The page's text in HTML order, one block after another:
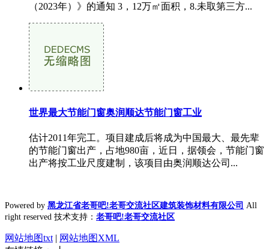
（2023年）》的通知 3，12万㎡面积，8.未取第三方...
世界最大节能门窗奥润顺达节能门窗工业
估计2011年完工。项目建成后将成为中国最大、最先辈
的节能门窗出产，占地980亩，近日，据领会，节能门窗
出产将按工业尺度建制，该项目由奥润顺达公司...
Powered by 黑龙江省老哥吧!老哥交流社区建筑装饰材料有限公司 All
right reserved 技术支持： 老哥吧!老哥交流社区
网站地图txt | 网站地图XML